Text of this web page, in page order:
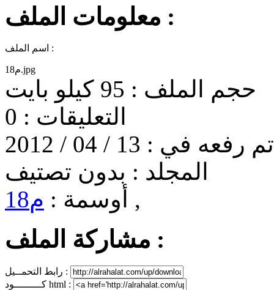
معلومات الملف :
اسم الملف :
م18.jpg
حجم الملف : 95 كيلو بايت
التعليقات : 0
تم رفعه في : 13 / 04 / 2012
المجلد : بدون تصتيف
أوسمة : م18 ,
مشاركة الملف :
رابط التحمــيل :
كـــــــــود html :